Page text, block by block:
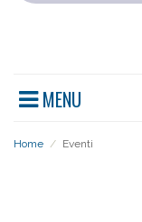
MENU
Home / Eventi